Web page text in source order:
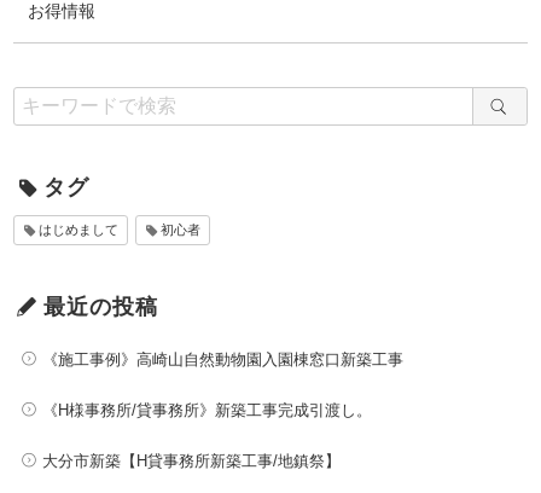
お得情報
タグ
はじめまして 初心者
最近の投稿
《施工事例》高崎山自然動物園入園棟窓口新築工事
《H様事務所/貸事務所》新築工事完成引渡し。
大分市新築【H貸事務所新築工事/地鎮祭】